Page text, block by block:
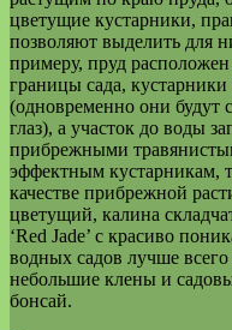
цветущие кустарники,
позволяют выделить для
примеру, пруд
границы сада,
(одновременно они будут
глаз), а участок до воды
прибрежными
эффектным кустарникам,
качестве прибрежной
цветущий, калина
‘Red Jade’ с красиво
водных садов лучше
небольшие клены и
бонсай.